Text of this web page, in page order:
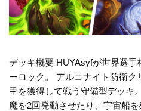
デッキ概要 HUYAsyfが世界選
ーロック。 アルコナイト防衛
甲を獲得して戦う守備型デッキ
魔を2回発動させたり、宇宙船